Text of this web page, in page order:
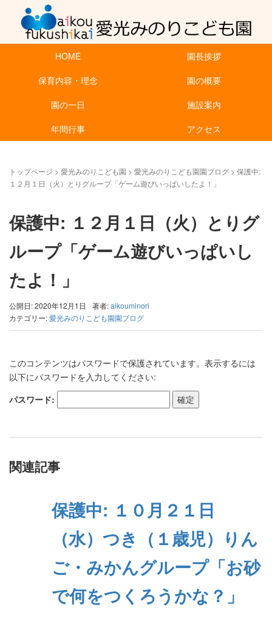
HOME
園長挨拶
保育内容・理念
園の概要
園の一日
施設案内
年間行事
アクセス
トップページ > 愛光みのりこども園 > 愛光みのりこども園園ブログ > 保護中:
１２月１日（火）とりグループ「ゲーム遊びいっぱいしたよ！」
保護中: １２月１日（火）とりグ
ループ「ゲーム遊びいっぱいし
たよ！」
公開日: 2020年12月1日 著者:aikouminori
カテゴリー:愛光みのりこども園園ブログ
このコンテンツはパスワードで保護されています。表示するには
以下にパスワードを入力してください:
パスワード:
関連記事
保護中: １０月２１日
（水）つき（１歳児）りん
ご・みかんグループ「お砂
で何をつくろうかな？」